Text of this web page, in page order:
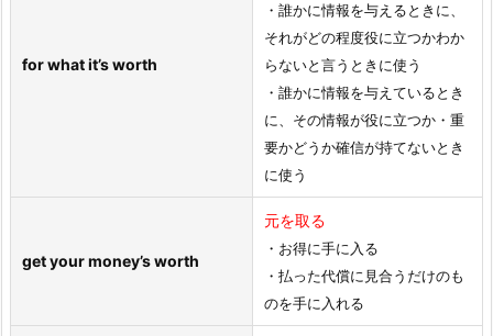
for what it’s worth
・誰かに情報を与えるときに、
それがどの程度役に立つかわか
らないと言うときに使う
・誰かに情報を与えているとき
に、その情報が役に立つか・重
要かどうか確信が持てないとき
に使う
get your money’s worth
元を取る
・お得に手に入る
・払った代償に見合うだけのも
のを手に入れる